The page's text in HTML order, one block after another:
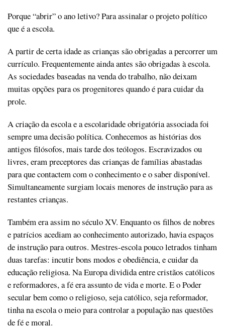
Porque “abrir” o ano letivo? Para assinalar o projeto político
que é a escola.
A partir de certa idade as crianças são obrigadas a percorrer um
currículo. Frequentemente ainda antes são obrigadas à escola.
As sociedades baseadas na venda do trabalho, não deixam
muitas opções para os progenitores quando é para cuidar da
prole.
A criação da escola e a escolaridade obrigatória associada foi
sempre uma decisão política. Conhecemos as histórias dos
antigos filósofos, mais tarde dos teólogos. Escravizados ou
livres, eram preceptores das crianças de famílias abastadas
para que contactem com o conhecimento e o saber disponível.
Simultaneamente surgiam locais menores de instrução para as
restantes crianças.
Também era assim no século XV. Enquanto os filhos de nobres
e patrícios acediam ao conhecimento autorizado, havia espaços
de instrução para outros. Mestres-escola pouco letrados tinham
duas tarefas: incutir bons modos e obediência, e cuidar da
educação religiosa. Na Europa dividida entre cristãos católicos
e reformadores, a fé era assunto de vida e morte. E o Poder
secular bem como o religioso, seja católico, seja reformador,
tinha na escola o meio para controlar a população nas questões
de fé e moral.